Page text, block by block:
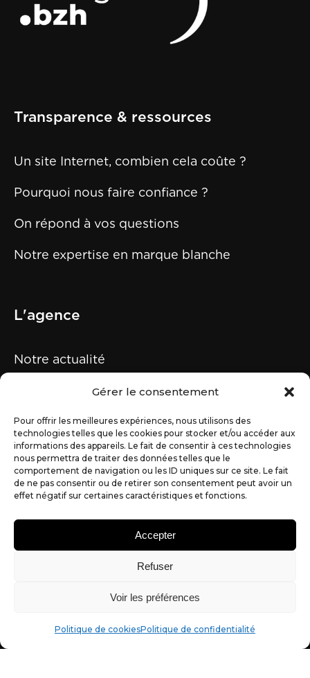
Gérer le consentement
Pour offrir les meilleures expériences, nous utilisons des
technologies telles que les cookies pour stocker et/ou accéder aux
informations des appareils. Le fait de consentir à ces technologies
nous permettra de traiter des données telles que le
comportement de navigation ou les ID uniques sur ce site. Le fait
de ne pas consentir ou de retirer son consentement peut avoir un
effet négatif sur certaines caractéristiques et fonctions.
Accepter
Refuser
Voir les préférences
Politique de cookiesPolitique de confidentialité
NOUS CONTACTER
Transparence & ressources
Un site Internet, combien cela coûte ?
Pourquoi nous faire confiance ?
On répond à vos questions
Notre expertise en marque blanche
L'agence
Notre actualité
Éthique & Qualité
Recommandez notre agence
Prendre rendez-vous !
Si on recrute, c’est ici !
Tous nos avis Google
02 72 07 89 40